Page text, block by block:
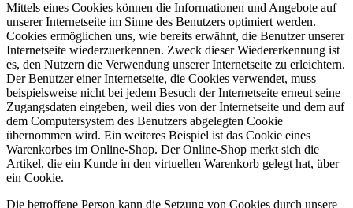
Mittels eines Cookies können die Informationen und Angebote auf
unserer Internetseite im Sinne des Benutzers optimiert werden.
Cookies ermöglichen uns, wie bereits erwähnt, die Benutzer unserer
Internetseite wiederzuerkennen. Zweck dieser Wiedererkennung ist
es, den Nutzern die Verwendung unserer Internetseite zu erleichtern.
Der Benutzer einer Internetseite, die Cookies verwendet, muss
beispielsweise nicht bei jedem Besuch der Internetseite erneut seine
Zugangsdaten eingeben, weil dies von der Internetseite und dem auf
dem Computersystem des Benutzers abgelegten Cookie
übernommen wird. Ein weiteres Beispiel ist das Cookie eines
Warenkorbes im Online-Shop. Der Online-Shop merkt sich die
Artikel, die ein Kunde in den virtuellen Warenkorb gelegt hat, über
ein Cookie.
Die betroffene Person kann die Setzung von Cookies durch unsere